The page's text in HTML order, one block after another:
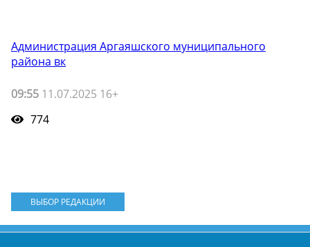
Администрация Аргаяшского муниципального
района вк
09:55 11.07.2025 16+
774
ВЫБОР РЕДАКЦИИ